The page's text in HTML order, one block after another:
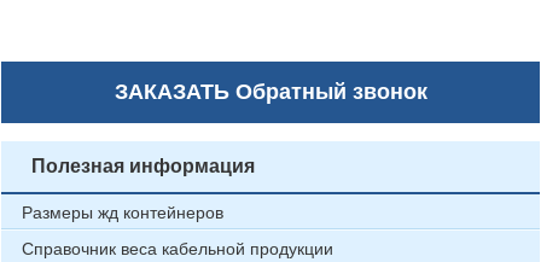
ЗАКАЗАТЬОбратный звонок
Полезная информация
Размеры жд контейнеров
Справочник веса кабельной продукции